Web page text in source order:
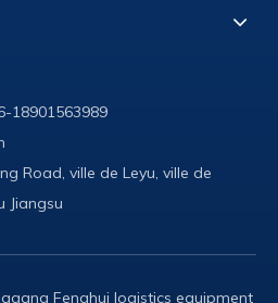
18901563989
Road, ville de Leyu, ville de
Jiangsu
Fenghui logistics equipment